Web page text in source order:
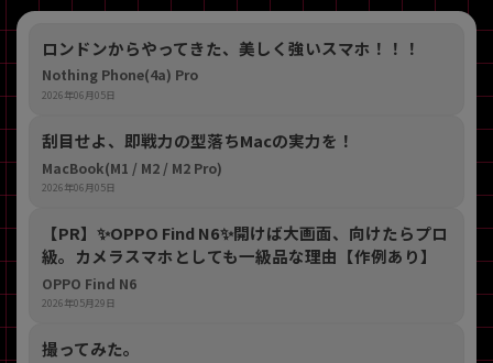
ロンドンからやってきた、美しく強いスマホ！！！
Nothing Phone(4a) Pro
2026年06月05日
刮目せよ、即戦力の型落ちMacの実力を！
MacBook(M1 / M2 / M2 Pro)
2026年06月05日
【PR】​✨OPPO Find N6✨開けば大画面、向けたらプロ
級。カメラスマホとしても一級品な理由【作例あり】
OPPO Find N6
2026年05月29日
撮ってみた。